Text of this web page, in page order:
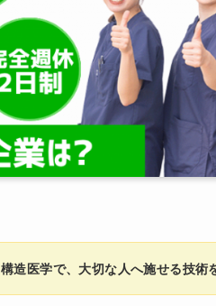
構造医学で、大切な人へ施せる技術